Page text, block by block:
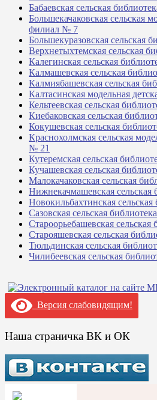
Бабаевская сельская
Большекачаковская сельская
филиал № 7
Большекуразовская сельская
Верхнетыхтемская сельская
Калегинская сельская
Калмашевская сельская
Калмиябашевская сельская
Калтасинская модельная
Кельтеевская сельская
Киебаковская сельская
Кокушевская сельская
Краснохолмская сельская
№ 21
Кутеремская сельская
Кучашевская сельская
Малокачаковская сельская
Нижнекачмашевская
Новокильбахтинская
Сазовская сельская
Староорьебашевская
Старояшевская сельская
Тюльдинская сельская
Чилибеевская сельская
Версия слабовидящим!
Наша страничка ВК и ОК